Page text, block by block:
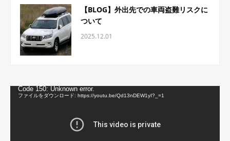
【BLOG】外出先での車両盗難リスクに
ついて
2025.12.01
動Code 150: Unknown error.
ファイルをダウンロード: https://youtu.be/Qd13nDEW1yI?_=1